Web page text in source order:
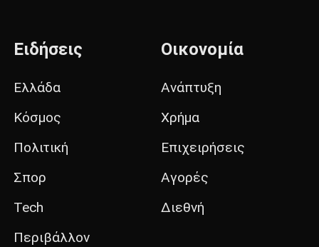
Ειδήσεις
Ελλάδα
Κόσμος
Πολιτική
Σπορ
Tech
Περιβάλλον
Οικονομία
Ανάπτυξη
Χρήμα
Επιχειρήσεις
Αγορές
Διεθνή